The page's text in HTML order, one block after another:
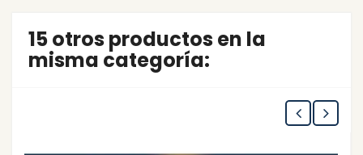
15 otros productos en la
misma categoría: